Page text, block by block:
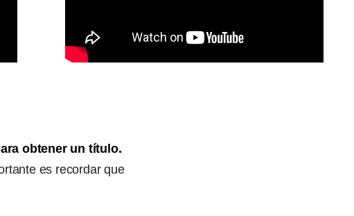
obtener un título.
es recordar que